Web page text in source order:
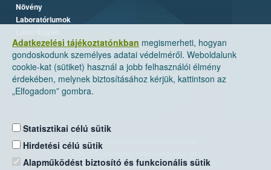
Adatkezelési tájékoztatónkban megismerheti, hogyan
gondoskodunk személyes adatai védelméről. Weboldalunk
cookie-kat (sütiket) használ a jobb felhasználói élmény
érdekében, melynek biztosításához kérjük, kattintson az
„Elfogadom” gombra.
Statisztikai célú sütik
Hirdetési célú sütik
Alapműködést biztosító és funkcionális sütik
Növény
Laboratóriumok
Nemzeti Élelmiszerlánc-biztonsági Hivatal
Levelezési cím: 1525 Budapest. Pf. 30.